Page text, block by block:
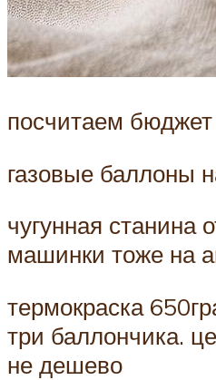
посчитаем
газовые баллоны
чугунная станина
машинки тоже на
термокраска
три баллончика.
не дешево